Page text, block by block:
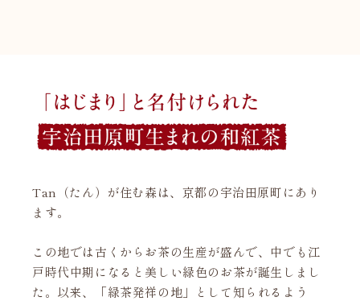
Tan（たん）が住む森は、京都の宇治田原町にあり
ます。
この地では古くからお茶の生産が盛んで、中でも江
戸時代中期になると美しい緑色のお茶が誕生しまし
た。以来、「緑茶発祥の地」として知られるよう